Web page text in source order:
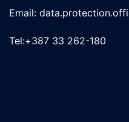
Email:
Tel:+387 33 262-180